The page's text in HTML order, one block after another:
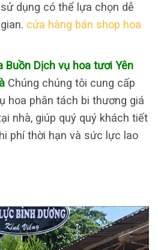
dụng có thể lựa chọn dễ
cửa hàng bán shop hoa
Buồn Dịch vụ hoa tươi Yên
Chúng chúng tôi cung cấp
hoa phân tách bi thương giá
nhà, giúp quý quý khách tiết
phí thời hạn và sức lực lao